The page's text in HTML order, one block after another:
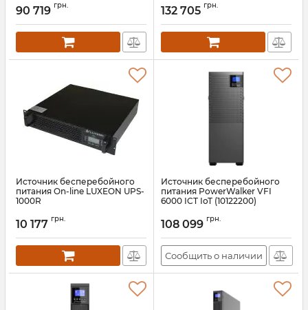
90 719 грн. 132 705 грн.
Источник бесперебойного
питания On-line LUXEON UPS-
1000R
10 177 грн.
Источник бесперебойного
питания PowerWalker VFI
6000 ICT IoT (10122200)
108 099 грн.
Сообщить о наличии